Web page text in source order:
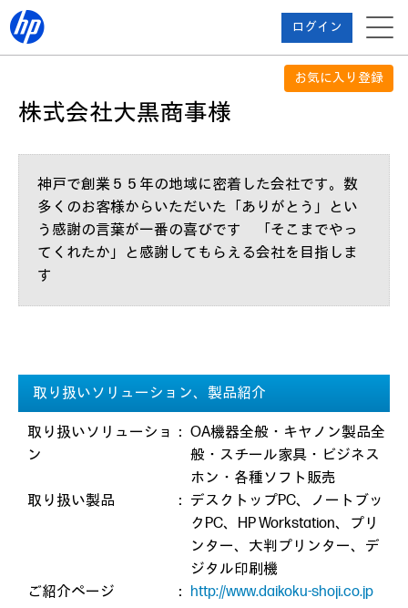
ログイン
お気に入り登録
株式会社大黒商事様
神戸で創業５５年の地域に密着した会社です。数
多くのお客様からいただいた「ありがとう」とい
う感謝の言葉が一番の喜びです 「そこまでやっ
てくれたか」と感謝してもらえる会社を目指しま
す
取り扱いソリューション、製品紹介
取り扱いソリューショ
ン
： OA機器全般・キヤノン製品全
般・スチール家具・ビジネス
ホン・各種ソフト販売
取り扱い製品
： デスクトップPC、ノートブッ
クPC、HP Workstation、プリ
ンター、大判プリンター、デ
ジタル印刷機
ご紹介ページ
： http://www.daikoku-shoji.co.jp